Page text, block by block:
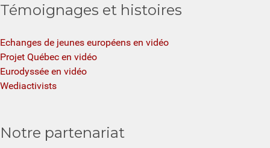
Témoignages et histoires
Echanges de jeunes européens en vidéo
Projet Québec en vidéo
Eurodyssée en vidéo
Wediactivists
Notre partenariat